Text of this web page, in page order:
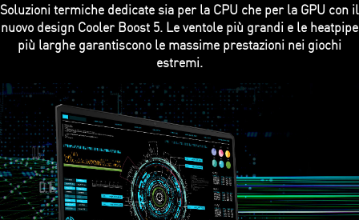
Soluzioni termiche dedicate sia per la CPU che per la GPU con il
nuovo design Cooler Boost 5. Le ventole più grandi e le heatpipe
più larghe garantiscono le massime prestazioni nei giochi
estremi.